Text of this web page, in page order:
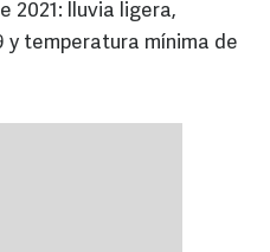
2021: lluvia ligera,
y temperatura mínima de